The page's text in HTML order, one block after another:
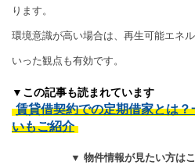
ります。
環境意識が高い場合は、再生可能エネ
いった観点も有効です。
▼この記事も読まれています
賃貸借契約での定期借家とは
いもご紹介
▼ 物件情報が見たい方は